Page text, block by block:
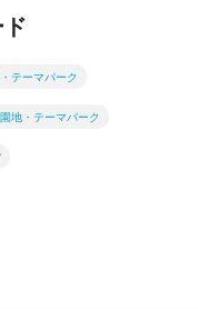
テーマパーク
地・テーマパーク